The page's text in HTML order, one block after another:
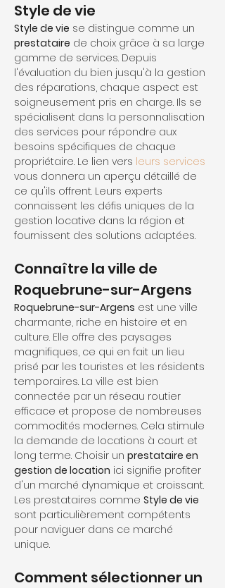
Style de vie
Style de vie se distingue comme un
prestataire de choix grâce à sa large
gamme de services. Depuis
l'évaluation du bien jusqu'à la gestion
des réparations, chaque aspect est
soigneusement pris en charge. Ils se
spécialisent dans la personnalisation
des services pour répondre aux
besoins spécifiques de chaque
propriétaire. Le lien vers leurs services
vous donnera un aperçu détaillé de
ce qu'ils offrent. Leurs experts
connaissent les défis uniques de la
gestion locative dans la région et
fournissent des solutions adaptées.
Connaître la ville de
Roquebrune-sur-Argens
Roquebrune-sur-Argens est une ville
charmante, riche en histoire et en
culture. Elle offre des paysages
magnifiques, ce qui en fait un lieu
prisé par les touristes et les résidents
temporaires. La ville est bien
connectée par un réseau routier
efficace et propose de nombreuses
commodités modernes. Cela stimule
la demande de locations à court et
long terme. Choisir un prestataire en
gestion de location ici signifie profiter
d'un marché dynamique et croissant.
Les prestataires comme Style de vie
sont particulièrement compétents
pour naviguer dans ce marché
unique.
Comment sélectionner un